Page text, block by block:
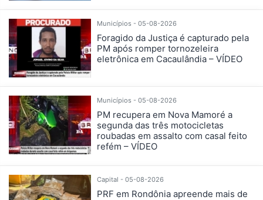
Municípios - 05-08-2026
Foragido da Justiça é capturado pela
PM após romper tornozeleira
eletrônica em Cacaulândia – VÍDEO
Municípios - 05-08-2026
PM recupera em Nova Mamoré a
segunda das três motocicletas
roubadas em assalto com casal feito
refém – VÍDEO
Capital - 05-08-2026
PRF em Rondônia apreende mais de